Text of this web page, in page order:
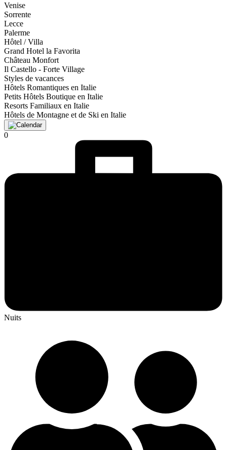
Venise
Sorrente
Lecce
Palerme
Hôtel / Villa
Grand Hotel la Favorita
Château Monfort
Il Castello - Forte Village
Styles de vacances
Hôtels Romantiques en Italie
Petits Hôtels Boutique en Italie
Resorts Familiaux en Italie
Hôtels de Montagne et de Ski en Italie
0
Nuits